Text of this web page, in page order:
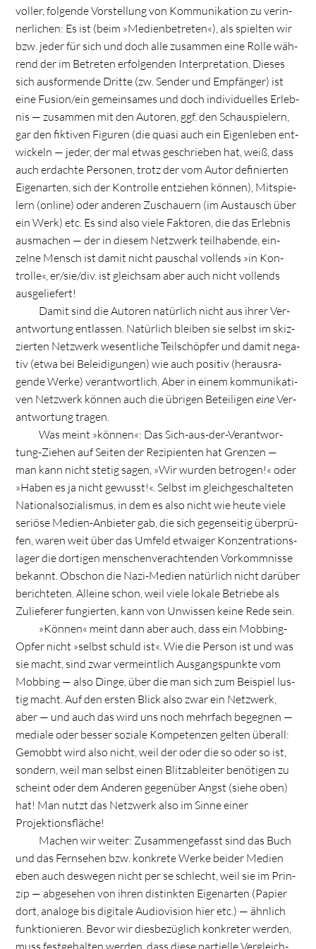
vol­ler, fol­gende Vor­stel­lung von Kom­mu­ni­ka­tion zu ver­in­
ner­li­chen: Es ist (beim »Medi­en­be­tre­ten«), als spiel­ten wir
bzw. jeder für sich und doch alle zusam­men eine Rolle wäh­
rend der im Betre­ten erfol­gen­den Inter­pre­ta­tion. Die­ses
sich aus­for­mende Dritte (zw. Sen­der und Emp­fän­ger) ist
eine Fusion/ein gemein­sa­mes und doch indi­vi­du­el­les Erleb­
nis — zusam­men mit den Autoren, ggf. den Schau­spie­lern,
gar den fik­ti­ven Figu­ren (die quasi auch ein Eigen­le­ben ent­
wi­ckeln — jeder, der mal etwas geschrie­ben hat, weiß, dass
auch erdachte Per­so­nen, trotz der vom Autor defi­nier­ten
Eigen­ar­ten, sich der Kon­trolle ent­zie­hen kön­nen), Mit­spie­
lern (online) oder ande­ren Zuschau­ern (im Aus­tausch über
ein Werk) etc. Es sind also viele Fak­to­ren, die das Erleb­nis
aus­ma­chen — der in die­sem Netz­werk teil­ha­bende, ein­
zelne Mensch ist damit nicht pau­schal voll­ends »in Kon­
trolle«, er/sie/div. ist gleich­sam aber auch nicht voll­ends
ausgeliefert!
Damit sind die Autoren natür­lich nicht aus ihrer Ver­
ant­wor­tung ent­las­sen. Natür­lich blei­ben sie selbst im skiz­
zier­ten Netz­werk wesent­li­che Teil­schöp­fer und damit nega­
tiv (etwa bei Belei­di­gun­gen) wie auch posi­tiv (her­aus­ra­
gende Werke) ver­ant­wort­lich. Aber in einem kom­mu­ni­ka­ti­
ven Netz­werk kön­nen auch die übri­gen Betei­li­geneineVer­
ant­wor­tung tragen.
Was meint »kön­nen«: Das Sich-aus-der-Ver­ant­wor­
tung-Zie­hen auf Sei­ten der Rezi­pi­en­ten hat Gren­zen —
man kann nicht ste­tig sagen, »Wir wur­den betro­gen!« oder
»Haben es ja nicht gewusst!«. Selbst im gleich­ge­schal­te­ten
Natio­nal­so­zia­lis­mus, in dem es also nicht wie heute viele
seriöse Medien-Anbie­ter gab, die sich gegen­sei­tig über­prü­
fen, waren weit über das Umfeld etwa­iger Kon­zen­tra­ti­ons­
la­ger die dor­ti­gen men­schen­ver­ach­ten­den Vor­komm­nisse
bekannt. Obschon die Nazi-Medien natür­lich nicht dar­über
berich­te­ten. Alleine schon, weil viele lokale Betriebe als
Zulie­fe­rer fun­gier­ten, kann von Unwis­sen keine Rede sein.
»Kön­nen« meint dann aber auch, dass ein Mob­bing-
Opfer nicht »selbst schuld ist«. Wie die Per­son ist und was
sie macht, sind zwar ver­meint­lich Aus­gangs­punkte vom
Mob­bing — also Dinge, über die man sich zum Bei­spiel lus­
tig macht. Auf den ers­ten Blick also zwar ein Netz­werk,
aber — und auch das wird uns noch mehr­fach begeg­nen —
mediale oder bes­ser soziale Kom­pe­ten­zen gel­ten über­all:
Gemobbt wird also nicht, weil der oder die so oder so ist,
son­dern, weil man selbst einen Blitz­ab­lei­ter benö­ti­gen zu
scheint oder dem Ande­ren gegen­über Angst (siehe oben)
hat! Man nutzt das Netz­werk also im Sinne einer
Projektionsfläche!
Machen wir wei­ter: Zusam­men­ge­fasst sind das Buch
und das Fern­se­hen bzw. kon­krete Werke bei­der Medien
eben auch des­we­gen nicht per se schlecht, weil sie im Prin­
zip — abge­se­hen von ihren distink­ten Eigen­ar­ten (Papier
dort, ana­loge bis digi­tale Audio­vi­sion hier etc.) — ähn­lich
funk­tio­nie­ren. Bevor wir dies­be­züg­lich kon­kre­ter wer­den,